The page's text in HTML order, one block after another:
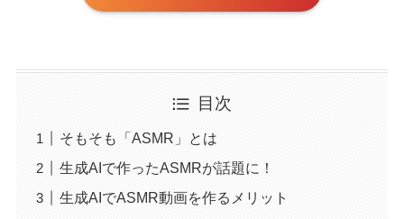
目次
そもそも「ASMR」とは
生成AIで作ったASMRが話題に！
生成AIでASMR動画を作るメリット